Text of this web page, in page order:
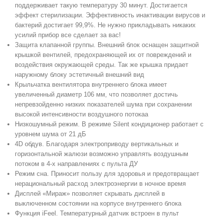
поддерживает такую температуру 30 минут. Достигается
эффект стерилизации. Эффективность инактивации вирусов и
бактерий достигает 99,9%. Не нужно прикладывать никаких
усилий прибор все сделает за вас!
Защита клапанной группы. Внешний блок оснащен защитной
крышкой вентилей, предохраняющей их от повреждений и
воздействия окружающей среды. Так же крышка придает
наружному блоку эстетичный внешний вид
Крыльчатка вентилятора внутреннего блока имеет
увеличенный диаметр 106 мм, что позволяет достичь
непревзойденно низких показателей шума при сохранении
высокой интенсивности воздушного потокаа
Низкошумный режим. В режиме Silent кондиционер работает с
уровнем шума от 21 дБ
4D обдув. Благодаря электроприводу вертикальных и
горизонтальной жалюзи возможно управлять воздушным
потоком в 4-х направлениях с пульта ДУ
Режим сна. Приносит пользу для здоровья и предотвращает
нерациональный расход электроэнергии в ночное время
Дисплей «Мираж» позволяет скрывать дисплей в
выключенном состоянии на корпусе внутреннего блока
Функция iFeel. Температурный датчик встроен в пульт